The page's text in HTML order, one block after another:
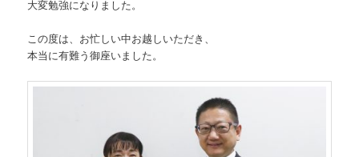
大変勉強になりました。
この度は、お忙しい中お越しいただき、
本当に有難う御座いました。